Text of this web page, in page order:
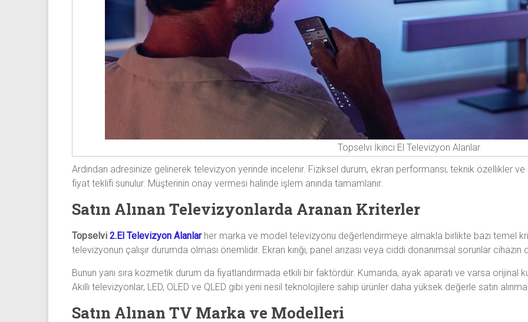
Topselvi İkinci El Televizyon Alanlar
Ardından adresinize gelinerek televizyon yerinde incelenir. Fiziksel durum, ekran performansı, teknik özellikler
fiyat teklifi sunulur. Müşterinin onay vermesi halinde işlem anında tamamlanır.
Satın Alınan Televizyonlarda Aranan Kriterler
Topselvi 2.El Televizyon Alanlarher marka ve model televizyonu değerlendirmeye almakla birlikte bazı temel
televizyonun çalışır durumda olması önemlidir. Ekran kırığı, panel arızası veya ciddi donanımsal sorunlar cihazın
Bunun yanı sıra kozmetik durum da fiyatlandırmada etkili bir faktördür. Kumanda, ayak aparatı ve varsa orijinal
Akıllı televizyonlar, LED, OLED ve QLED gibi yeni nesil teknolojilere sahip ürünler daha yüksek değerle satın
Satın Alınan TV Marka ve Modelleri